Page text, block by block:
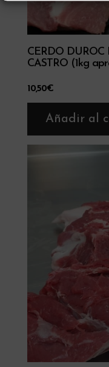
CERDO
CASTRO (1kg
10,50€
Añadir al